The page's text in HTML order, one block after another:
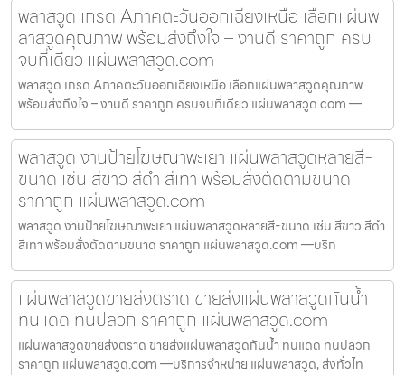
พลาสวูด เกรด Aภาคตะวันออกเฉียงเหนือ เลือกแผ่นพ
ลาสวูดคุณภาพ พร้อมส่งถึงใจ – งานดี ราคาถูก ครบ
จบที่เดียว แผ่นพลาสวูด.com
พลาสวูด เกรด Aภาคตะวันออกเฉียงเหนือ เลือกแผ่นพลาสวูดคุณภาพ
พร้อมส่งถึงใจ – งานดี ราคาถูก ครบจบที่เดียว แผ่นพลาสวูด.com —
พลาสวูด งานป้ายโฆษณาพะเยา แผ่นพลาสวูดหลายสี-
ขนาด เช่น สีขาว สีดำ สีเทา พร้อมสั่งตัดตามขนาด
ราคาถูก แผ่นพลาสวูด.com
พลาสวูด งานป้ายโฆษณาพะเยา แผ่นพลาสวูดหลายสี-ขนาด เช่น สีขาว สีดำ
สีเทา พร้อมสั่งตัดตามขนาด ราคาถูก แผ่นพลาสวูด.com —บริก
แผ่นพลาสวูดขายส่งตราด ขายส่งแผ่นพลาสวูดกันน้ำ
ทนแดด ทนปลวก ราคาถูก แผ่นพลาสวูด.com
แผ่นพลาสวูดขายส่งตราด ขายส่งแผ่นพลาสวูดกันน้ำ ทนแดด ทนปลวก
ราคาถูก แผ่นพลาสวูด.com —บริการจำหน่าย แผ่นพลาสวูด, ส่งทั่วไท